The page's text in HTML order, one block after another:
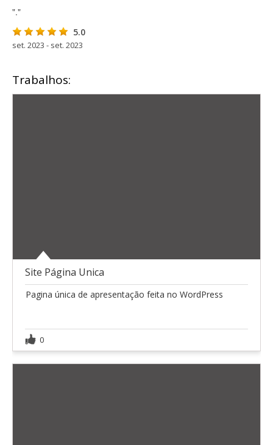
"."
5.0
set. 2023 - set. 2023
Trabalhos:
Site Página Unica
Pagina única de apresentação feita no WordPress
0